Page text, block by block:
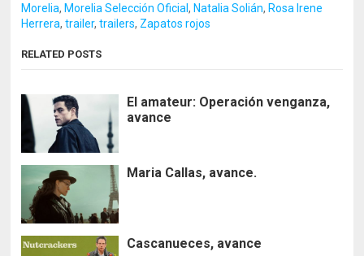
Morelia, Morelia Selección Oficial, Natalia Solián, Rosa Irene
Herrera,trailer,trailers, Zapatos rojos
RELATED POSTS
El amateur: Operación venganza,
avance
Maria Callas, avance.
Cascanueces, avance